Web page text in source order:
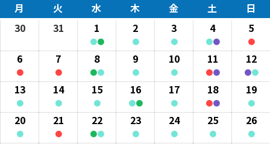
月
曜
火
曜
水
曜
日
木
曜
金
曜
土
曜
日
日
曜
302026
30
31
31
1
年
4
月
1
日
●●
(2
event
categories)
2
年
月
2
日
●
(1
event
category)
3
年
4
月
3
日
●
(1
event
category)
42026
年
4
月
4
日
●●
(2
event
categories)
5
年
4
月
5
日
●
(1
6
年
4
月
6
日
●
(1
event
category)
7
年
4
月
7
日
●
(1
event
category)
82026
年
4
月
8
日
●●
(2
event
categories)
9
年
4
月
9
日
●
(1
event
category)
102026
4
10
●
(1
event
category)
11
年
4
月
11
●●
(2
event
categories)
12
年
4
12
●●
(2
132026
4
●
(1
event
142026
●
(1
event
152026
4
月
●
(1
event
162026
年
4
●●
(2
event
172026
4
●
(1
event
182026
年
4
●●
(2
event
19
4
●
(1
202026
●
21
●
222026
年
●●
232026
●
242026
●
252026
●
26
●